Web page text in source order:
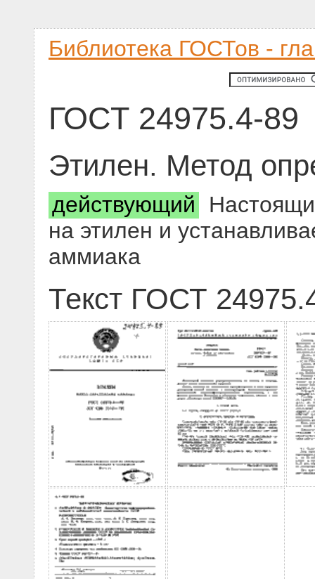
Библиотека ГОСТов -
ГОСТ 24975.4-89
Этилен. Метод
действующий
на этилен и
аммиака
Текст ГОСТ